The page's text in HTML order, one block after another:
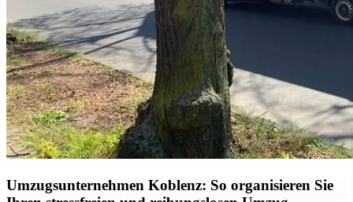
Umzugsunternehmen Koblenz: So organisieren Sie